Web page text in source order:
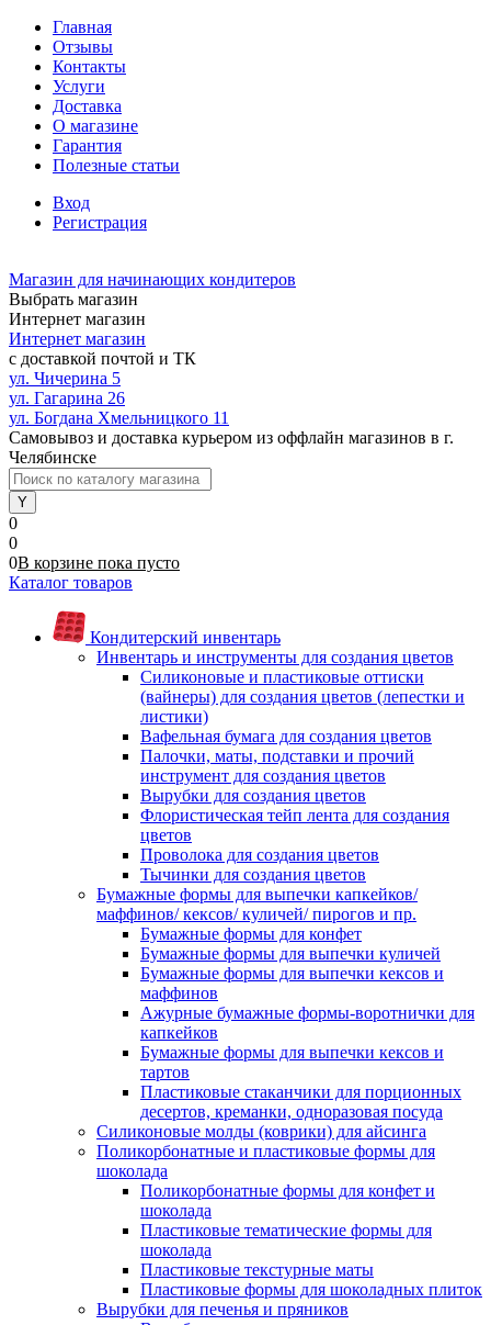
Главная
Отзывы
Контакты
Услуги
Доставка
О магазине
Гарантия
Полезные статьи
Вход
Регистрация
Магазин для начинающих кондитеров
Выбрать магазин
Интернет магазин
Интернет магазин
с доставкой почтой и ТК
ул. Чичерина 5
ул. Гагарина 26
ул. Богдана Хмельницкого 11
Самовывоз и доставка курьером из оффлайн магазинов в г.
Челябинске
0
0
0В корзине пока пусто
Каталог товаров
Кондитерский инвентарь
Инвентарь и инструменты для создания цветов
Силиконовые и пластиковые оттиски
(вайнеры) для создания цветов (лепестки и
листики)
Вафельная бумага для создания цветов
Палочки, маты, подставки и прочий
инструмент для создания цветов
Вырубки для создания цветов
Флористическая тейп лента для создания
цветов
Проволока для создания цветов
Тычинки для создания цветов
Бумажные формы для выпечки капкейков/
маффинов/ кексов/ куличей/ пирогов и пр.
Бумажные формы для конфет
Бумажные формы для выпечки куличей
Бумажные формы для выпечки кексов и
маффинов
Ажурные бумажные формы-воротнички для
капкейков
Бумажные формы для выпечки кексов и
тартов
Пластиковые стаканчики для порционных
десертов, креманки, одноразовая посуда
Силиконовые молды (коврики) для айсинга
Поликорбонатные и пластиковые формы для
шоколада
Поликорбонатные формы для конфет и
шоколада
Пластиковые тематические формы для
шоколада
Пластиковые текстурные маты
Пластиковые формы для шоколадных плиток
Вырубки для печенья и пряников